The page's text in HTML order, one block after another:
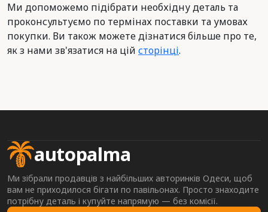
Ми допоможемо підібрати необхідну деталь та
проконсультуємо по термінах поставки та умовах
покупки. Ви також можете дізнатися більше про те,
як з нами зв'язатися на цій сторінці.
autopalma
Ми зібрали продавців з найбільших авторинків Одеси, щоб
вам не приходилося бігати по павільонах. Просто знаходите
потрібну деталь і купуйте напрямую — без комісії.